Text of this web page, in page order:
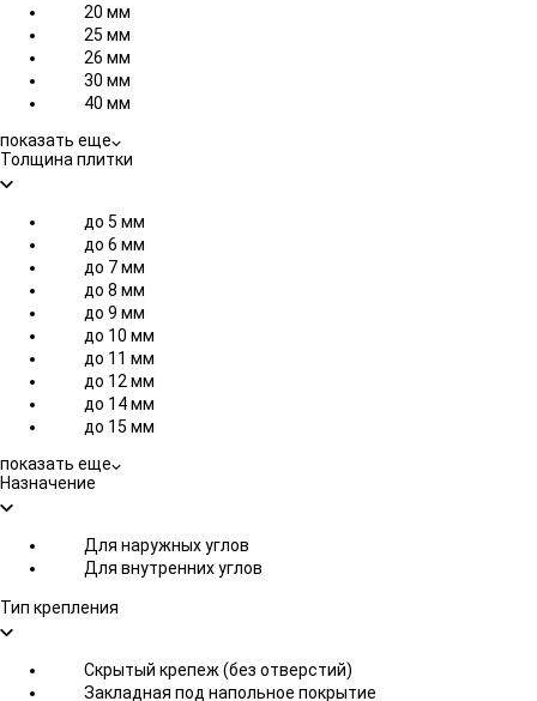
20 мм
25 мм
26 мм
30 мм
40 мм
показать еще
Толщина плитки
до 5 мм
до 6 мм
до 7 мм
до 8 мм
до 9 мм
до 10 мм
до 11 мм
до 12 мм
до 14 мм
до 15 мм
показать еще
Назначение
Для наружных углов
Для внутренних углов
Тип крепления
Скрытый крепеж (без отверстий)
Закладная под напольное покрытие